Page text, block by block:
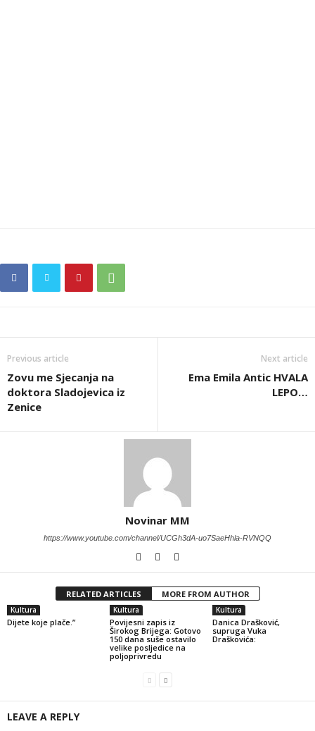
Previous article
Zovu me Sjecanja na
doktora Sladojevica iz
Zenice
Next article
Ema Emila Antic HVALA
LEPO…
Novinar MM
https://www.youtube.com/channel/UCGh3dA-uo7SaeHhla-RVNQQ
RELATED ARTICLES MORE FROM AUTHOR
Kultura
Dijete koje plače.”
Kultura
Povijesni zapis iz
Širokog Brijega: Gotovo
150 dana suše ostavilo
velike posljedice na
poljoprivredu
Kultura
Danica Drašković,
supruga Vuka
Draškovića:
LEAVE A REPLY